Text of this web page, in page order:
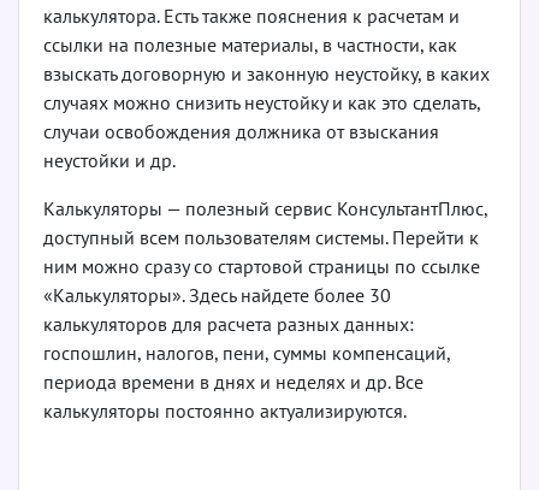
калькулятора. Есть также пояснения к расчетам и
ссылки на полезные материалы, в частности, как
взыскать договорную и законную неустойку, в каких
случаях можно снизить неустойку и как это сделать,
случаи освобождения должника от взыскания
неустойки и др.
Калькуляторы — полезный сервис КонсультантПлюс,
доступный всем пользователям системы. Перейти к
ним можно сразу со стартовой страницы по ссылке
«Калькуляторы». Здесь найдете более 30
калькуляторов для расчета разных данных:
госпошлин, налогов, пени, суммы компенсаций,
периода времени в днях и неделях и др. Все
калькуляторы постоянно актуализируются.